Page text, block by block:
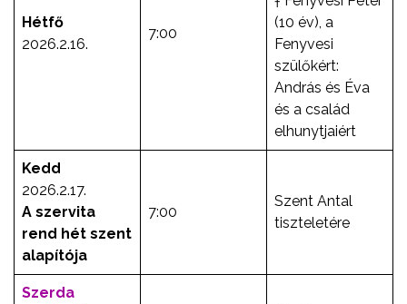
Hétfő
2026.2.16.
7:00
(10 év), a
Fenyvesi
szülőkért:
András és Éva
és a család
elhunytjaiért
Kedd
2026.2.17.
A szervita
rend hét szent
alapítója
7:00
Szent Antal
tiszteletére
Szerda